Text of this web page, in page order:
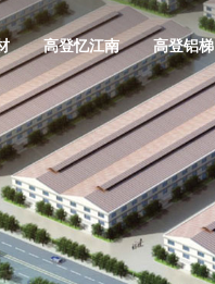
高登忆江南 高登铝梯